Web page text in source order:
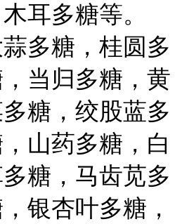
耳多糖等。
多糖，桂圆多
当归多糖，黄
糖，绞股蓝多
山药多糖，白
糖，马齿苋多
银杏叶多糖，